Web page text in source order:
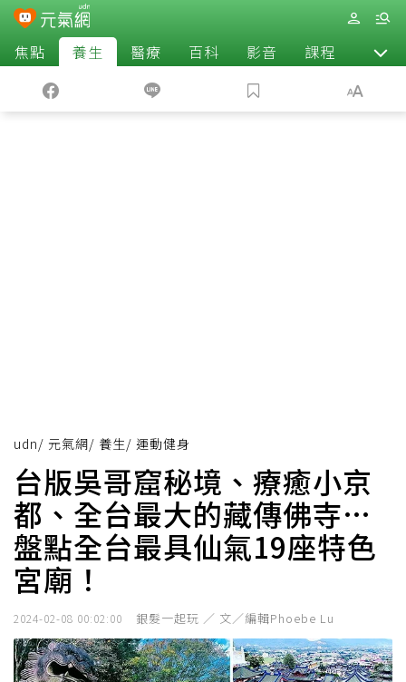
焦點 養生 醫療 百科 影音 課程 退休
udn/ 元氣網/ 養生/ 運動健身
台版吳哥窟秘境、療癒小京
都、全台最大的藏傳佛寺…
盤點全台最具仙氣19座特色
宮廟！
2024-02-08 00:02:00 銀髮一起玩 ／ 文／編輯Phoebe Lu